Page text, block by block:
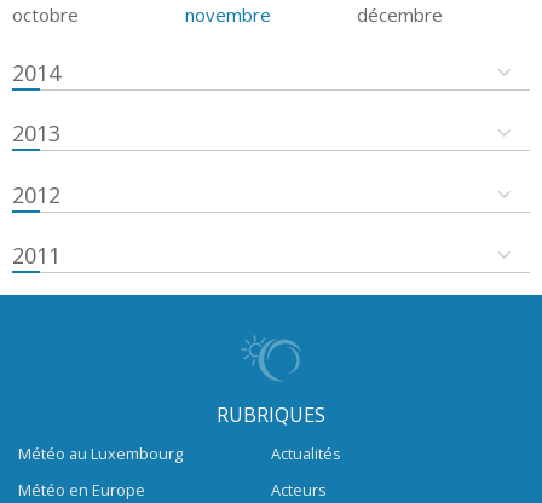
octobre
novembre décembre
2014
2013
2012
2011
RUBRIQUES
Météo au Luxembourg
Météo en Europe
Actualités
Acteurs